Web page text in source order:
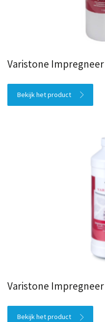
Varistone
Bekijk het product
Varistone
Bekijk het product